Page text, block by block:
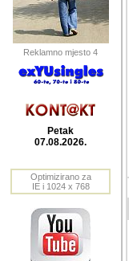
Reklamno mjesto 4
Petak
07.08.2026.
Optimizirano za
IE i 1024 x 768